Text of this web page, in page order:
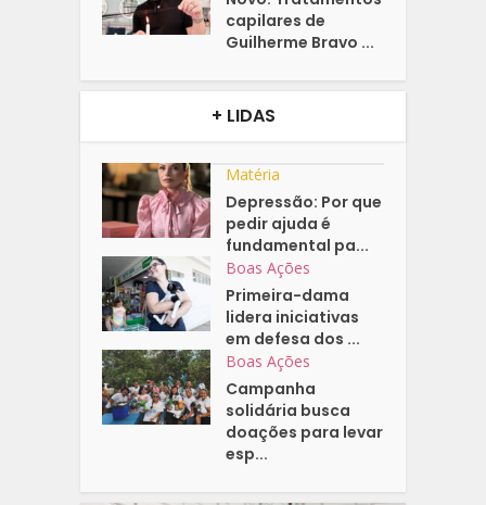
capilares de
Guilherme Bravo ...
+ LIDAS
Matéria
Depressão: Por que
pedir ajuda é
fundamental pa...
Boas Ações
Primeira-dama
lidera iniciativas
em defesa dos ...
Boas Ações
Campanha
solidária busca
doações para levar
esp...